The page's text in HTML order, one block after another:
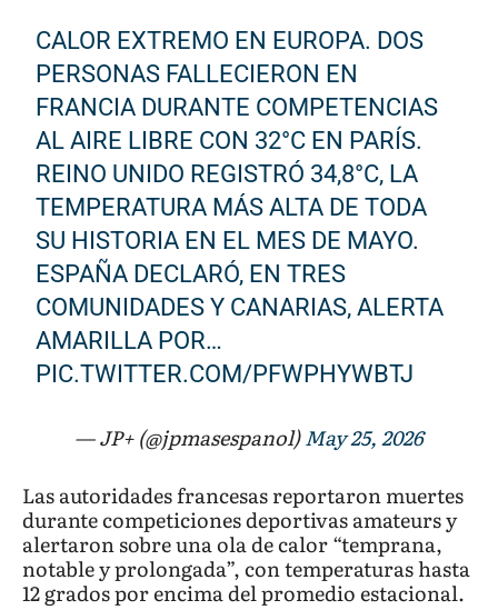
CALOR EXTREMO EN EUROPA. DOS
PERSONAS FALLECIERON EN
FRANCIA DURANTE COMPETENCIAS
AL AIRE LIBRE CON 32°C EN PARÍS.
REINO UNIDO REGISTRÓ 34,8°C, LA
TEMPERATURA MÁS ALTA DE TODA
SU HISTORIA EN EL MES DE MAYO.
ESPAÑA DECLARÓ, EN TRES
COMUNIDADES Y CANARIAS, ALERTA
AMARILLA POR…
PIC.TWITTER.COM/PFWPHYWBTJ
— JP+ (@jpmasespanol)May 25, 2026
Las autoridades francesas reportaron muertes
durante competiciones deportivas amateurs y
alertaron sobre una ola de calor “temprana,
notable y prolongada”, con temperaturas hasta
12 grados por encima del promedio estacional.